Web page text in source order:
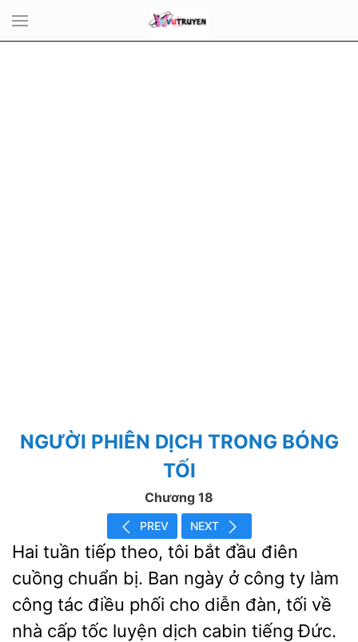
NGƯỜI PHIÊN DỊCH TRONG BÓNG
TỐI
Chương 18
PREV NEXT
Hai tuần tiếp theo, tôi bắt đầu điên
cuồng
bị. Ban ngày ở công ty làm
công tác điều
cho diễn đàn, tối về
nhà cấp tốc luyện dịch cabin tiếng Đức.